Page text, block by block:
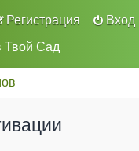
Вход
Регистрация
Твой Сад